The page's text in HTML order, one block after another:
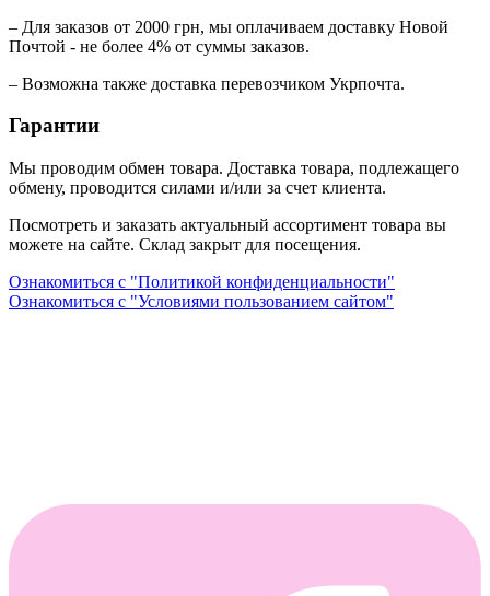
– Для заказов от 2000 грн, мы оплачиваем доставку Новой
Почтой - не более 4% от суммы заказов.
– Возможна также доставка перевозчиком Укрпочта.
Гарантии
Мы проводим обмен товара. Доставка товара, подлежащего
обмену, проводится силами и/или за счет клиента.
Посмотреть и заказать актуальный ассортимент товара вы
можете на сайте. Склад закрыт для посещения.
Ознакомиться с "Политикой конфиденциальности"
Ознакомиться с "Условиями пользованием сайтом"